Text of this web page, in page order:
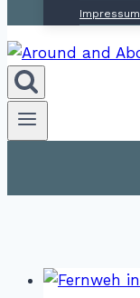
Impressum